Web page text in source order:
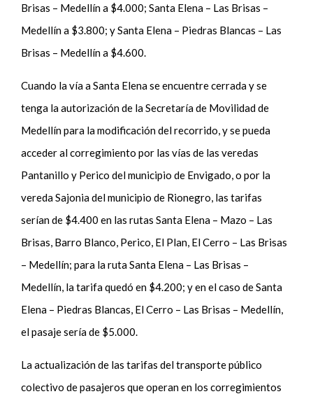
Brisas – Medellín a $4.000; Santa Elena – Las Brisas –
Medellín a $3.800; y Santa Elena – Piedras Blancas – Las
Brisas – Medellín a $4.600.
Cuando la vía a Santa Elena se encuentre cerrada y se
tenga la autorización de la Secretaría de Movilidad de
Medellín para la modificación del recorrido, y se pueda
acceder al corregimiento por las vías de las veredas
Pantanillo y Perico del municipio de Envigado, o por la
vereda Sajonia del municipio de Rionegro, las tarifas
serían de $4.400 en las rutas Santa Elena – Mazo – Las
Brisas, Barro Blanco, Perico, El Plan, El Cerro – Las Brisas
– Medellín; para la ruta Santa Elena – Las Brisas –
Medellín, la tarifa quedó en $4.200; y en el caso de Santa
Elena – Piedras Blancas, El Cerro – Las Brisas – Medellín,
el pasaje sería de $5.000.
La actualización de las tarifas del transporte público
colectivo de pasajeros que operan en los corregimientos